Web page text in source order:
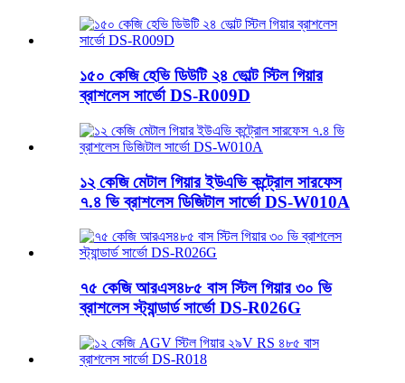
১৫০ কেজি হেভি ডিউটি ​​২৪ ভোল্ট স্টিল গিয়ার
ব্রাশলেস সার্ভো DS-R009D
১২ কেজি মেটাল গিয়ার ইউএভি কন্ট্রোল সারফেস
৭.৪ ভি ব্রাশলেস ডিজিটাল সার্ভো DS-W010A
৭৫ কেজি আরএস৪৮৫ বাস স্টিল গিয়ার ৩০ ভি
ব্রাশলেস স্ট্যান্ডার্ড সার্ভো DS-R026G